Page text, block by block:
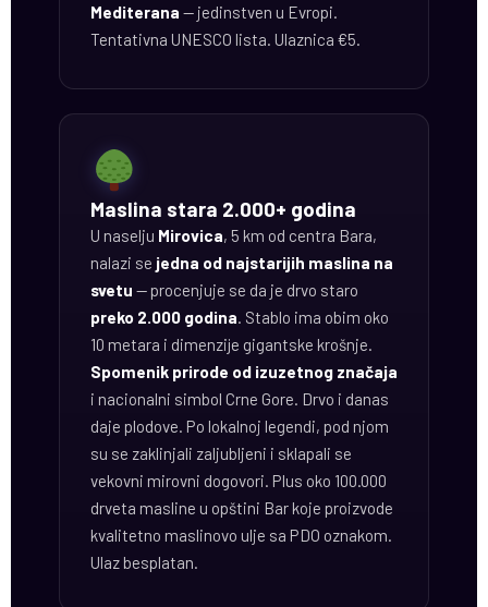
Mediterana — jedinstven u Evropi.
Tentativna UNESCO lista. Ulaznica €5.
Maslina stara 2.000+ godina
U naselju Mirovica, 5 km od centra Bara,
nalazi se jedna od najstarijih maslina na
svetu — procenjuje se da je drvo staro
preko 2.000 godina. Stablo ima obim oko
10 metara i dimenzije gigantske krošnje.
Spomenik prirode od izuzetnog značaja
i nacionalni simbol Crne Gore. Drvo i danas
daje plodove. Po lokalnoj legendi, pod njom
su se zaklinjali zaljubljeni i sklapali se
vekovni mirovni dogovori. Plus oko 100.000
drveta masline u opštini Bar koje proizvode
kvalitetno maslinovo ulje sa PDO oznakom.
Ulaz besplatan.